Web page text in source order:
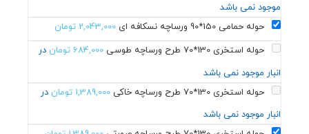
موجود نمی باشد
حوله حمامی 150*90 ورساچه نسکافه ای
2,043,000 تومان
حوله استخری 130*70 طرح ورساچه طوسی
684,000 تومان در
انبار موجود نمی باشد
حوله استخری 130*70 طرح ورساچه خاکی
1,389,000 تومان در
انبار موجود نمی باشد